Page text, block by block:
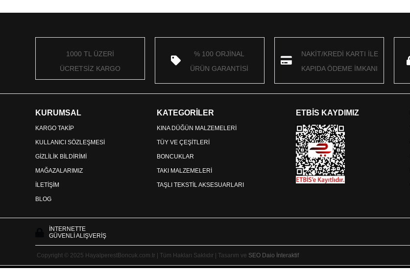
1000 TL ÜZERİ
ÜCRETSİZ KARGO
% 100 ORJİNAL
ÜRÜN GARANTİSİ
NAKİT/KREDİ KARTI İLE
KAPIDA ÖDEME İMKANI
KURUMSAL
KARGO TAKİP
KULLANICI SÖZLEŞMESİ
GİZLİLİK BİLDİRİMİ
MAĞAZALARIMIZ
İLETİŞİM
BLOG
KATEGORİLER
KINA DÜĞÜN MALZEMELERİ
TÜY VE ÇEŞİTLERİ
BONCUKLAR
TAKI MALZEMELERİ
TAŞLI TEKSTİL AKSESUARLARI
ETBİS KAYDIMIZ
İNTERNETTE
GÜVENLİ ALIŞVERİŞ
Copyright © 2025 HayalperestBoncuk.com.tr | Tüm Hakları Saklıdır | Tasarım ve SEO Daio İnteraktif